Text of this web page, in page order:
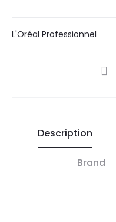
L'Oréal Professionnel
SHARE
Description
Brand